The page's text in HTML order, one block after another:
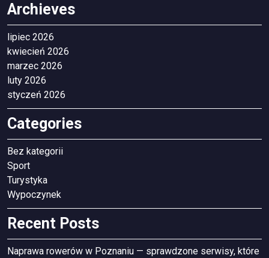
Archieves
lipiec 2026
kwiecień 2026
marzec 2026
luty 2026
styczeń 2026
Categories
Bez kategorii
Sport
Turystyka
Wypoczynek
Recent Posts
Naprawa rowerów w Poznaniu — sprawdzone serwisy, które